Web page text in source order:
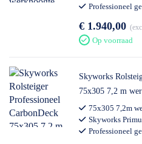
Professioneel
€ 1.940,00
Op voorraad
Skyworks
75x305 7,2 m
75x305 7,2m
Skyworks
Professioneel